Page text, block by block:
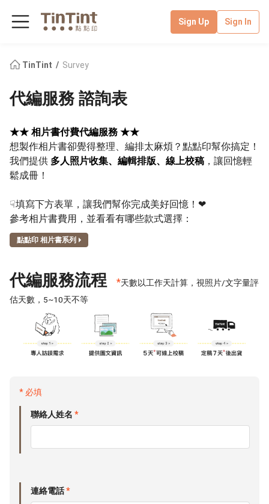
Sign Up Sign In
TinTint Survey
代編服務 諮詢表
★★ 相片書付費代編服務 ★★
想製作相片書卻覺得整理、編排太麻煩？點點印幫你搞定！
我們提供 多人照片收集、編輯排版、線上校稿 ，讓回憶輕
鬆成冊！
☟填寫下方表單，讓我們幫你完成美好回憶！❤︎
參考相片書費用，並看看有哪些款式選擇：
點點印 相片書系列
代編服務流程 *天數以工作天計算，視照片/文字量評
估天數，5~10天不等
* 必填
聯絡人姓名 *
連絡電話*